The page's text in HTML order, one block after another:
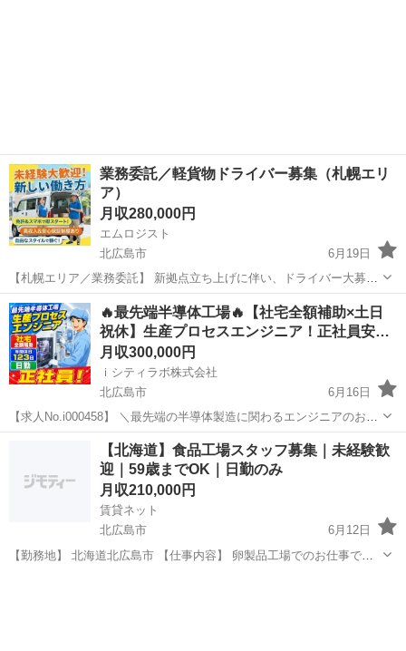
業務委託／軽貨物ドライバー募集（札幌エリ
ア）
月収280,000円
エムロジスト
北広島市
6月19日
【札幌エリア／業務委託】 新拠点立ち上げに伴い、ドライバー大募
集！！ 未経験簿方も大歓迎！初日から日給17,500円全額保証♪ 大手EC
サイトの軽貨物ドライバー募集 車両リースあり・週払いOK 大手ECサ
イ...
北海道 北広島市 ドライバー 未経験
🔥最先端半導体工場🔥【社宅全額補助×土日
祝休】生産プロセスエンジニア！正社員安…
月収300,000円
ｉシティラボ株式会社
北広島市
6月16日
【求人No.i000458】 ＼最先端の半導体製造に関わるエンジニアのお仕
事！🎵／ 👉ここがポイント 🚩土日祝休み＆年間休日123日！プライベ
ートも充実✨ 🚩社宅費全額補助＆引越し費用も会社負担！遠方からの
応募も...
北広島市 その他 社宅
【北海道】食品工場スタッフ募集｜未経験歓
迎｜59歳までOK｜日勤のみ
月収210,000円
賃貸ネット
北広島市
6月12日
【勤務地】 北海道北広島市 【仕事内容】 卵製品工場でのお仕事で